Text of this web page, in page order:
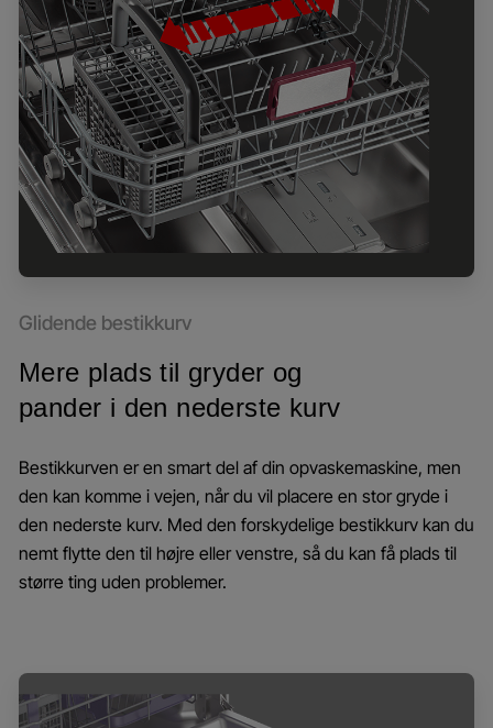
Glidende bestikkurv
Mere plads til gryder og
pander i den nederste kurv
Bestikkurven er en smart del af din opvaskemaskine, men
den kan komme i vejen, når du vil placere en stor gryde i
den nederste kurv. Med den forskydelige bestikkurv kan du
nemt flytte den til højre eller venstre, så du kan få plads til
større ting uden problemer.